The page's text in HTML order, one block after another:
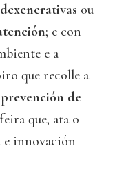
ou
; e con
e a
que recolle a
de
que, ata o
e innovación